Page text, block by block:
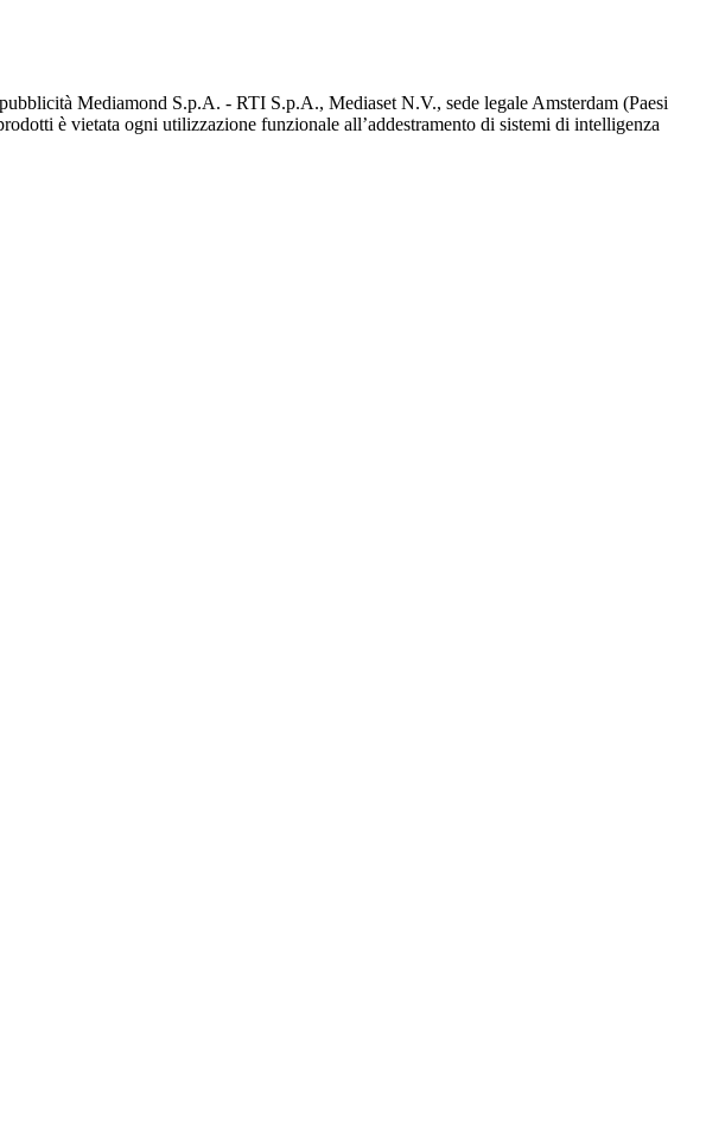
Mediamond S.p.A. - RTI S.p.A., Mediaset N.V., sede legale Amsterdam (Paesi
è vietata ogni utilizzazione funzionale all’addestramento di sistemi di intelligenza